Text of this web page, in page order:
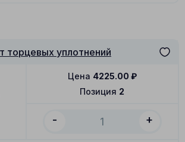
торцевых уплотнений
Позиция 2
Цена 4225.00 ₽
- +